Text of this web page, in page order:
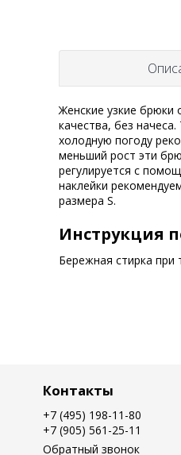
Женские узкие
качества, без
холодную погоду
меньший рост эти
регулируется с
наклейки
размера S.
Инструкция
Бережная стирка при
Контакты
+7 (495) 198-11-80
+7 (905) 561-25-11
Обратный звонок